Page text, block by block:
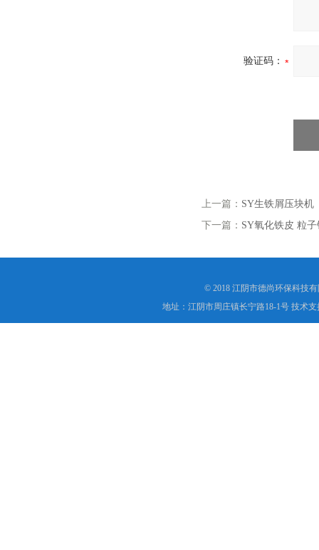
验证码：
上一篇： SY生铁屑压块机
下一篇： SY氧化铁皮 粒
© 2018 江阴市德尚环保科技
地址：江阴市周庄镇长宁路18-1号 技术